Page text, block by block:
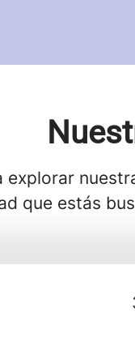
explorar
que estás